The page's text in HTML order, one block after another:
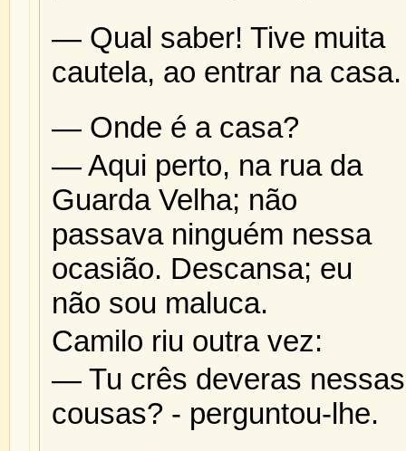
— Qual saber! Tive muita
cautela, ao entrar na casa.
— Onde é a casa?
— Aqui perto, na rua da
Guarda Velha; não
passava ninguém nessa
ocasião. Descansa; eu
não sou maluca.
Camilo riu outra vez:
— Tu crês deveras nessas
cousas? - perguntou-lhe.